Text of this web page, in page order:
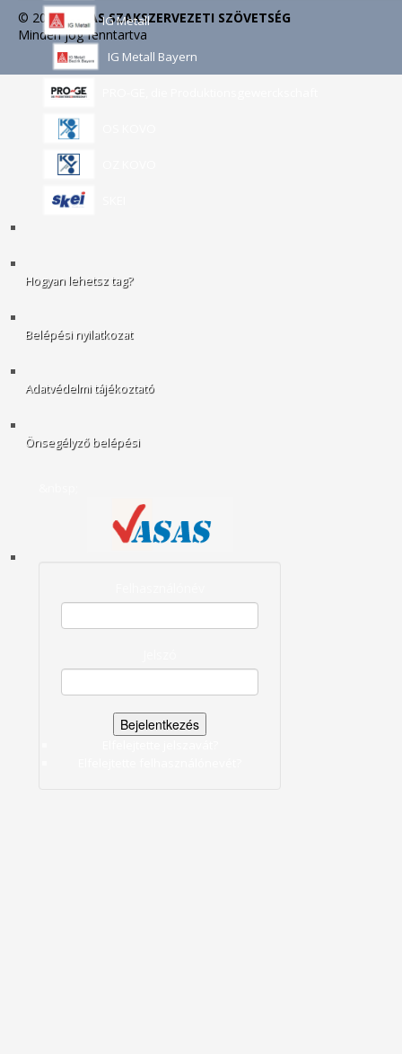
IG Metall
IG Metall Bayern
Hogyan lehetsz tag?
Belépési nyilatkozat
Adatvédelmi tájékoztató
Önsegélyző belépési
© 2024 VASAS SZAKSZERVEZETI SZÖVETSÉG
Minden jog fenntartva